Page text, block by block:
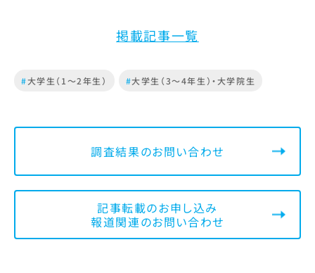
掲載記事一覧
#大学生（1～2年生） #大学生（3～4年生）・大学院生
調査結果のお問い合わせ
記事転載のお申し込み
報道関連のお問い合わせ